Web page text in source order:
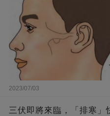
2023/07/03
三伏即將來臨，「排寒」